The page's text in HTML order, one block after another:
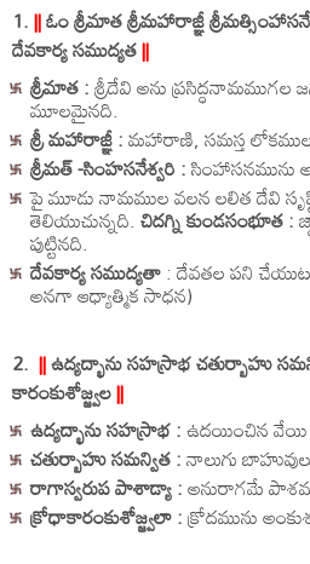
1.||ఓం శ్రీమాత శ్రీమహారాజ్ఞీ
దేవకార్య సముద్యత||
శ్రీమాత :శ్రీదేవి అను ప్రసిద్ధనామముగల
మూలమైనది.
శ్రీ మహారాజ్ఞీ :మహారాణి, సమస్త
శ్రీమత్ -సింహసనేశ్వరి :సింహాసనమును
పై మూడు నామముల వలన లలిత దేవి
తెలియుచున్నది.చిదగ్ని కుండసంభూత :
పుట్టినది.
దేవకార్య సముద్యతా: దేవతల పని
అనగా ఆధ్యాత్మిక సాధన)
2. ||ఉద్యద్భాను సహస్రాభ చతుర్బాహు
కారంకుశోజ్జ్వల||
ఉద్యద్భాను సహస్రాభ :ఉదయించిన వేయి
చతుర్బాహు సమన్విత :నాలుగు
రాగాస్వరుప పాశాడ్యా :అనురాగమే
క్రోధాకారంకుశోజ్జ్వలా :క్రోదమును